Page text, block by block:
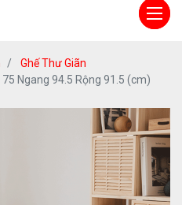
Ghế Thư Giãn
Ngang 94.5 Rộng 91.5 (cm)